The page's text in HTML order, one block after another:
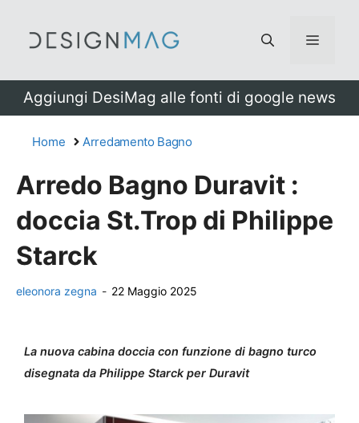
Menu
Aggiungi DesiMag alle fonti di google news
Home Arredamento Bagno
Arredo Bagno Duravit :
doccia St.Trop di Philippe
Starck
eleonora zegna - 22 Maggio 2025
La nuova cabina doccia con funzione di bagno turco
disegnata da Philippe Starck per Duravit